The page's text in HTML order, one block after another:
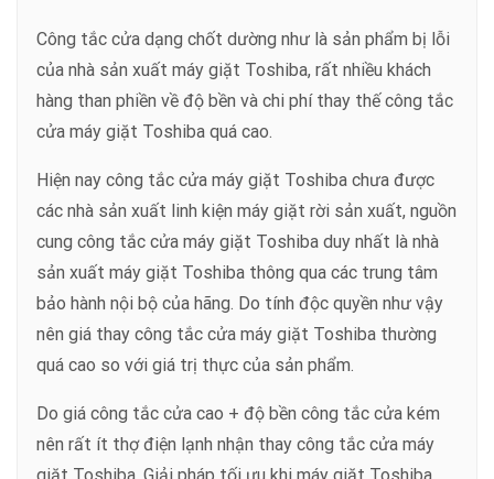
Công tắc cửa dạng chốt dường như là sản phẩm bị lỗi
của nhà sản xuất máy giặt Toshiba, rất nhiều khách
hàng than phiền về độ bền và chi phí thay thế công tắc
cửa máy giặt Toshiba quá cao.
Hiện nay công tắc cửa máy giặt Toshiba chưa được
các nhà sản xuất linh kiện máy giặt rời sản xuất, nguồn
cung công tắc cửa máy giặt Toshiba duy nhất là nhà
sản xuất máy giặt Toshiba thông qua các trung tâm
bảo hành nội bộ của hãng. Do tính độc quyền như vậy
nên giá thay công tắc cửa máy giặt Toshiba thường
quá cao so với giá trị thực của sản phẩm.
Do giá công tắc cửa cao + độ bền công tắc cửa kém
nên rất ít thợ điện lạnh nhận thay công tắc cửa máy